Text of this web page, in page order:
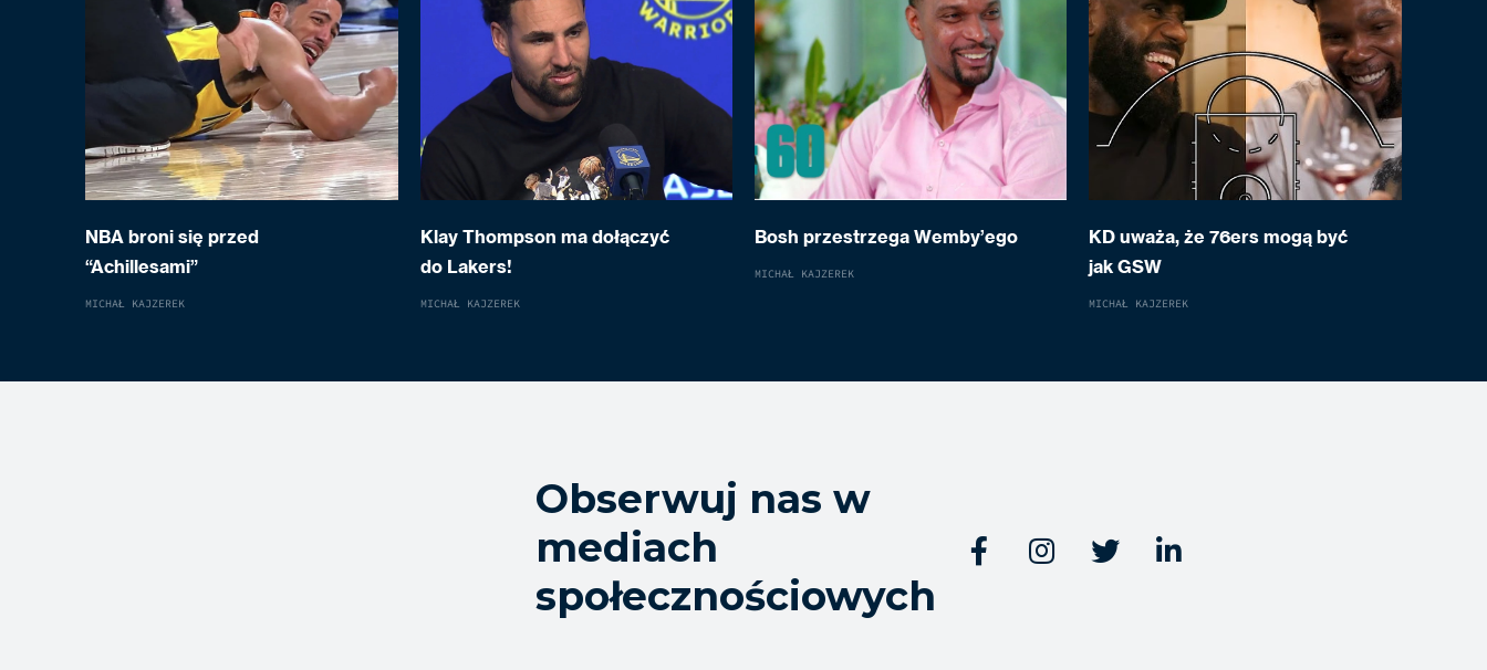
NBA broni się przed
“Achillesami”
MICHAŁ KAJZEREK
Klay Thompson ma dołączyć
do Lakers!
MICHAŁ KAJZEREK
Bosh przestrzega Wemby’ego
MICHAŁ KAJZEREK
KD uważa, że 76ers mogą być
jak GSW
MICHAŁ KAJZEREK
Obserwuj nas w
mediach
społecznościowych
   